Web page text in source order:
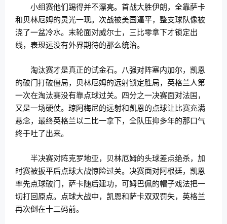
小组赛他们踢得并不漂亮。首战大胜伊朗，全靠萨卡
和贝林厄姆的灵光一现。次战被美国逼平，整支球队像被
浇了一盆冷水。末轮面对威尔士，三比零拿下才锁定出
线，表现远没有外界期待的那么统治。
淘汰赛才是真正的试金石。八强对阵塞内加尔，凯恩
的破门打破僵局，贝林厄姆的远射锁定胜局，英格兰人第
一次在淘汰赛没有靠点球过关。四分之一决赛面对法国，
又是一场硬仗。琼阿梅尼的远射和凯恩的点球让比赛充满
悬念，最终英格兰以二比一拿下，全队压抑多年的那口气
终于吐了出来。
半决赛对阵克罗地亚，贝林厄姆的头球差点绝杀，加
时赛被扳平后点球大战惊险过关。决赛面对阿根廷，凯恩
率先点球破门，萨卡随后建功，可姆巴佩的帽子戏法把一
切打回原点。点球大战中，凯恩和萨卡双双罚失，英格兰
再次倒在十二码前。